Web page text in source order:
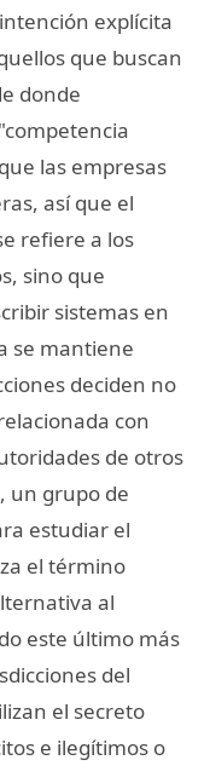
explícita
que buscan
donde
las empresas
así que el
refiere a los
sino que
sistemas en
se mantiene
deciden no
con
de otros
un grupo de
estudiar el
el término
al
este último más
del
el secreto
e ilegítimos o